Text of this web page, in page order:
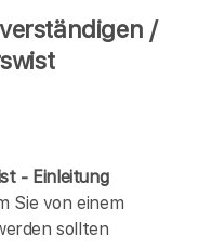
/
- Einleitung
Sie von einem
sollten